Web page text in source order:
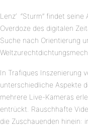
Lenz‘ “Sturm” findet
Overdoze des digitalen
Suche nach Orientierung
In Trafiques Inszenierung
unterschiedliche Aspekte
mehrere Live-Kameras
entrückt. Rauschhafte
die Zuschauenden hinein: